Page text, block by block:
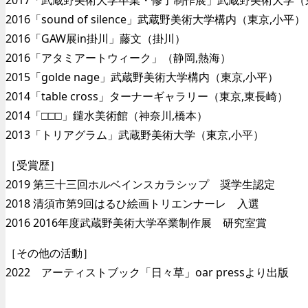
2016「sound of silence」武蔵野美術大学構内（東京,小平）
2016「GAW展in掛川」藤文（掛川）
2016「アタミアートウィーク」（静岡,熱海）
2015「golde nage」武蔵野美術大学構内（東京,小平）
2014「table cross」ターナーギャラリー（東京,東長崎）
2014「□□□」鑓水美術館（神奈川,橋本）
2013「トリアグラム」武蔵野美術大学（東京,小平）
［受賞歴］
2019 第三十三回ホルベインスカラシップ 奨学生認定
2018 清須市第9回はるひ絵画トリエンナーレ 入選
2016 2016年度武蔵野美術大学卒業制作展 研究室賞
［その他の活動］
2022 アーティストブック「日々草」oar pressより出版